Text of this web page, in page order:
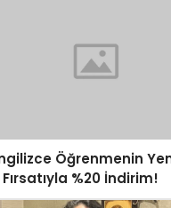
Öğrenmenin
Fırsatıyla %20 İndirim!